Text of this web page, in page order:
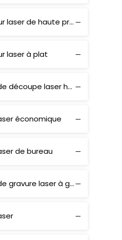
Découpeur laser de haute précision
laser à plat
Machine de découpe laser haute puissance
économique
de bureau
Machine de gravure laser à grande vitesse